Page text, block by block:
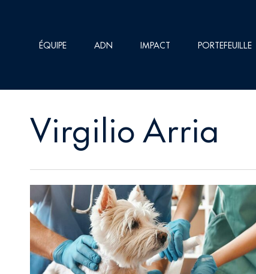
ÉQUIPE ADN IMPACT PORTEFEUILLE
Virgilio Arria